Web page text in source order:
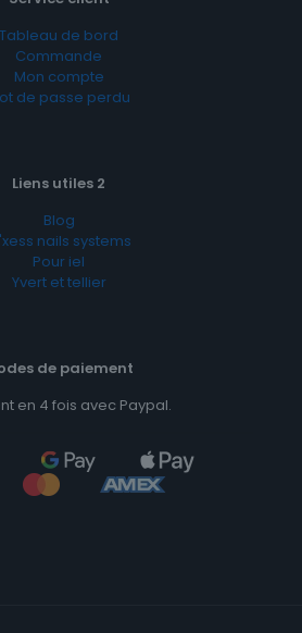
Tableau de bord
Commande
Mon compte
de passe perdu
Liens utiles 2
Blog
nails systems
Pour iel
Yvert et tellier
de paiement
en 4 fois avec Paypal.